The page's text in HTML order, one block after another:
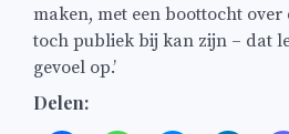
maken, met een boottocht
toch publiek bij kan zijn – dat
gevoel op.’
Delen: